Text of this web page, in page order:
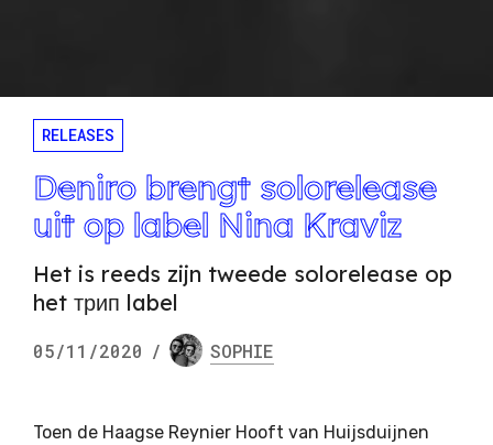
RELEASES
Deniro brengt solorelease
uit op label Nina Kraviz
Het is reeds zijn tweede solorelease op
het трип label
05/11/2020 / SOPHIE
Toen de Haagse Reynier Hooft van Huijsduijnen